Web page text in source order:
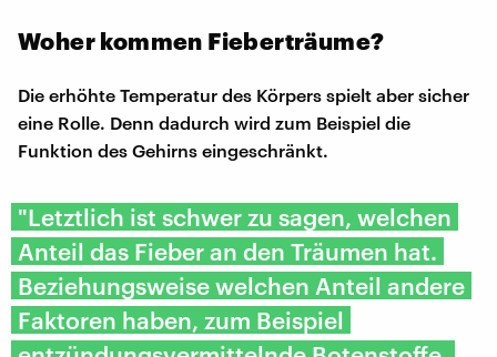
Woher kommen Fieberträume?
Die erhöhte Temperatur des Körpers spielt aber sicher
eine Rolle. Denn dadurch wird zum Beispiel die
Funktion des Gehirns eingeschränkt.
"Letztlich ist schwer zu sagen, welchen
Anteil das Fieber an den Träumen hat.
Beziehungsweise welchen Anteil andere
Faktoren haben, zum Beispiel